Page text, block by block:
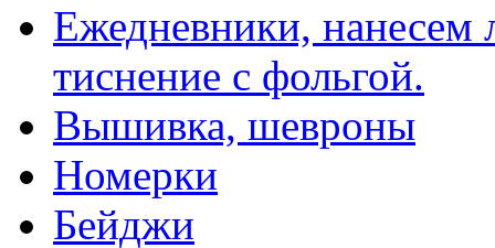
Ежедневники, нанесем
тиснение с фольгой.
Вышивка, шевроны
Номерки
Бейджи